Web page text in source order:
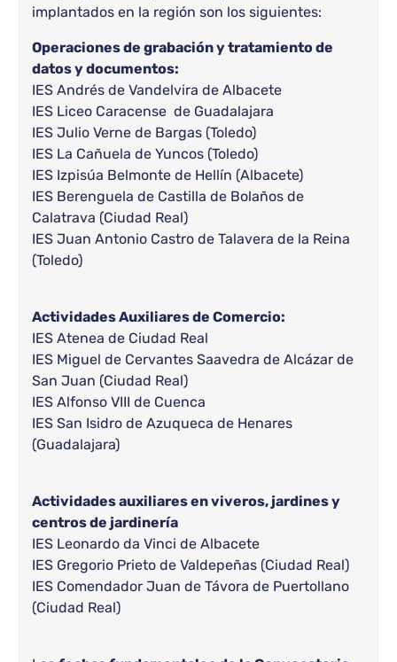
implantados en la región son los siguientes:
Operaciones de grabación y tratamiento de
datos y documentos:
IES Andrés de Vandelvira de Albacete
IES Liceo Caracense de Guadalajara
IES Julio Verne de Bargas (Toledo)
IES La Cañuela de Yuncos (Toledo)
IES Izpisúa Belmonte de Hellín (Albacete)
IES Berenguela de Castilla de Bolaños de
Calatrava (Ciudad Real)
IES Juan Antonio Castro de Talavera de la Reina
(Toledo)
Actividades Auxiliares de Comercio:
IES Atenea de Ciudad Real
IES Miguel de Cervantes Saavedra de Alcázar de
San Juan (Ciudad Real)
IES Alfonso VIII de Cuenca
IES San Isidro de Azuqueca de Henares
(Guadalajara)
Actividades auxiliares en viveros, jardines y
centros de jardinería
IES Leonardo da Vinci de Albacete
IES Gregorio Prieto de Valdepeñas (Ciudad Real)
IES Comendador Juan de Távora de Puertollano
(Ciudad Real)